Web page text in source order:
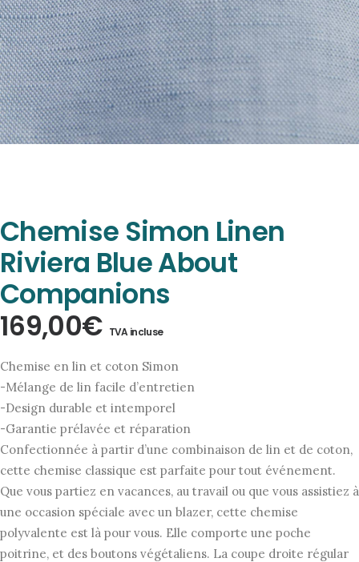
Chemise Simon Linen
Riviera Blue About
Companions
169,00€ TVA incluse
Chemise en lin et coton Simon
-Mélange de lin facile d’entretien
-Design durable et intemporel
-Garantie prélavée et réparation
Confectionnée à partir d’une combinaison de lin et de coton,
cette chemise classique est parfaite pour tout événement.
Que vous partiez en vacances, au travail ou que vous assistiez à
une occasion spéciale avec un blazer, cette chemise
polyvalente est là pour vous. Elle comporte une poche
poitrine, et des boutons végétaliens. La coupe droite régular